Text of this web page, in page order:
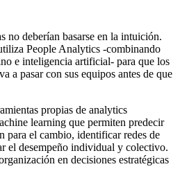
no deberían basarse en la intuición.
People Analytics -combinando
e inteligencia artificial- para que los
a pasar con sus equipos antes de que
propias de analytics
learning que permiten predecir
para el cambio, identificar redes de
el desempeño individual y colectivo.
en decisiones estratégicas